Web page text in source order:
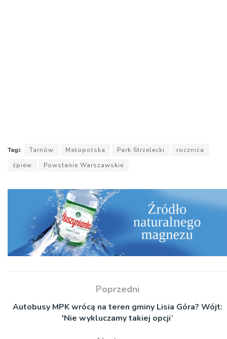
Tagi: Tarnów Małopolska Park Strzelecki
rocznica
śpiew
Powstanie Warszawskie
Poprzedni
Autobusy MPK wrócą na teren gminy Lisia Góra? Wójt:
'Nie wykluczamy takiej opcji’